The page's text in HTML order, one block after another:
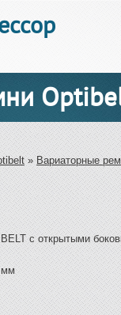
»Вариаторные
с открытыми
мм